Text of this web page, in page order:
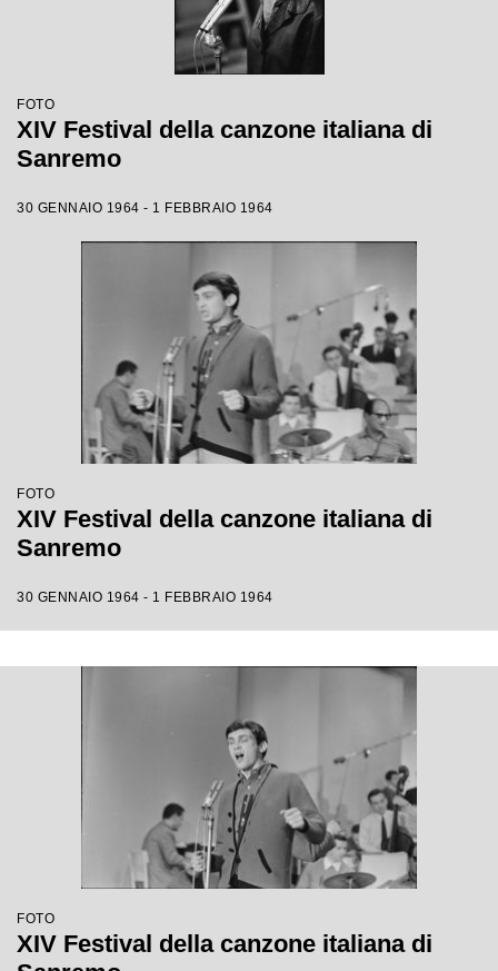
FOTO
XIV Festival della canzone italiana di
Sanremo
30 GENNAIO 1964 - 1 FEBBRAIO 1964
FOTO
XIV Festival della canzone italiana di
Sanremo
30 GENNAIO 1964 - 1 FEBBRAIO 1964
FOTO
XIV Festival della canzone italiana di